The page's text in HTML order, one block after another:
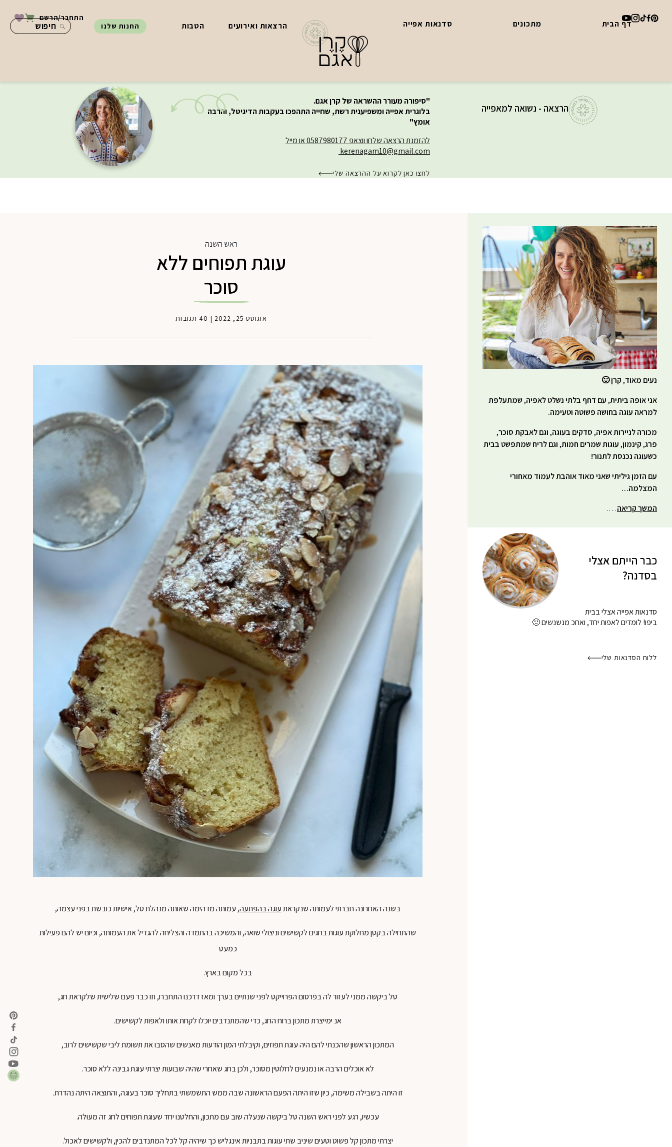
התחבר/הרשם
דף הבית מתכונים סדנאות אפייה הרצאות ואירועים הטבות החנות שלנו
הרצאה - נשואה למאפייה
"סיפורה מעורר ההשראה של קרן אגם.
בלוגרית אפייה ומשפיענית רשת, שחייה התהפכו בעקבות הדיגיטל, והרבה
אומץ"
להזמנת הרצאה שלחו ווצאפ 0587980177 או מייל
kerenagam10@gmail.com
לחצו כאן לקרוא על ההרצאה שלי
נעים מאוד, קרן 🙂
אני אופה ביתית, עם דחף בלתי נשלט לאפיה, שמתעלפת
למראה עוגה בחושה פשוטה וטעימה.
מכורה לניירות אפיה, סדקים בעוגה, וגם לאבקת סוכר,
פרג, קינמון, עוגות שמרים חמות, וגם לריח שמתפשט בבית
כשעוגה נכנסת לתנור!
עם הזמן גיליתי שאני מאוד אוהבת לעמוד מאחורי
המצלמה…
המשך קריאה….
כבר הייתם אצלי
בסדנה?
סדנאות אפייה אצלי בבית
ביפו! לומדים לאפות יחד, ואחכ מנשנשים 🙂
ללוח הסדנאות שלי
ראש השנה
עוגת תפוחים ללא
סוכר
אוגוסט 25, 2022 |
בשנה האחרונה חברתי לעמותה שנקראתעוגה בהפתעה, עמותה מדהימה שאותה מנהלת טל, אישיות כובשת בפני עצמה,
שהתחילה בקטן מחלוקת עוגות בחגים לקשישים וניצולי שואה, והמשיכה בהתמדה והצליחה להגדיל את העמותה, וכיום יש להם פעילות
כמעט
בכל מקום בארץ.
טל ביקשה ממני לעזור לה בפרסום הפרוייקט לפני שנתיים בערך ומאז דרכנו התחברו, וזו כבר פעם שלישית שלקראת חג,
אנ ימייצרת מתכון ברוח החג, כדי שהמתנדבים יוכלו לקחת אותו ולאפות לקשישים.
המתכון הראשון שהכנתי להם היה עוגת תפוזים, וקיבלתי המון הודעות מאנשים שהסבו את תשומת ליבי שקשישים לרוב,
לא אוכלים הרבה או נמנעים לחלוטין מסוכר, ולכן בחג שאחרי שהיה שבועות יצרתי עוגת גבינה ללא סוכר.
זו היתה בשבילה משימה, כיון שזו היתה הפעם הראשונה שבה ממש התשמשתי בתחליך סוכר בעוגה, והתוצאה היתה נהדרת.
עכשיו, רגע לפני ראש השנה טל ביקשה שנעלה שוב עם מתכון, והחלטנו יחד שעוגת תפוחים לחג זה מעולה.
יצרתי מתכון קל פשוט וטעים שיניב שתי עוגות בתבניות אינגליש כך שיהיה קל לכל המתנדבים להכין, ולקשישים לאכול.